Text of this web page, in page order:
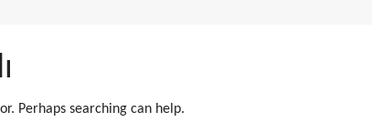
Perhaps searching can help.